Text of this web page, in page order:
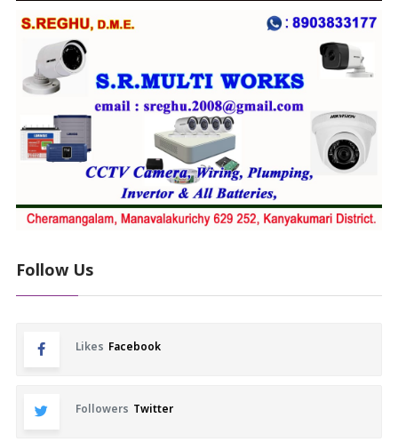
Follow Us
Likes Facebook
Followers Twitter